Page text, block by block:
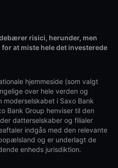
risici, herunder, men
at miste hele det investerede
hjemmeside (som valgt
over hele verden og
moderselskabet i Saxo Bank
Bank Group henviser til den
datterselskaber og filialer
indgås med den relevante
og er underlagt de
enheds jurisdiktion.